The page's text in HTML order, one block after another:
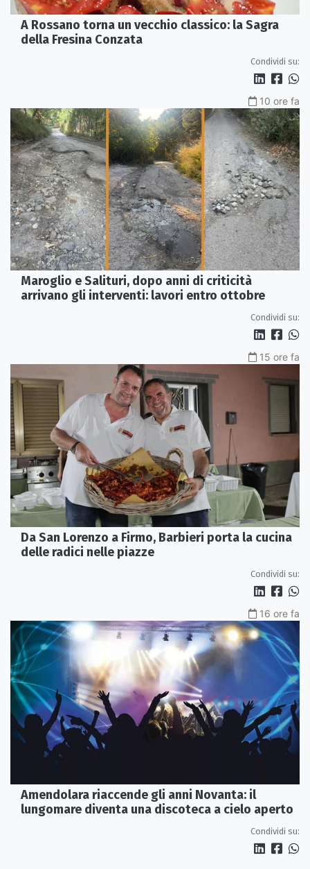
A Rossano torna un vecchio classico: la Sagra
della Fresina Conzata
Condividi su:
10 ore fa
Maroglio e Salituri, dopo anni di criticità
arrivano gli interventi: lavori entro ottobre
Condividi su:
15 ore fa
Da San Lorenzo a Firmo, Barbieri porta la cucina
delle radici nelle piazze
Condividi su:
16 ore fa
Amendolara riaccende gli anni Novanta: il
lungomare diventa una discoteca a cielo aperto
Condividi su: